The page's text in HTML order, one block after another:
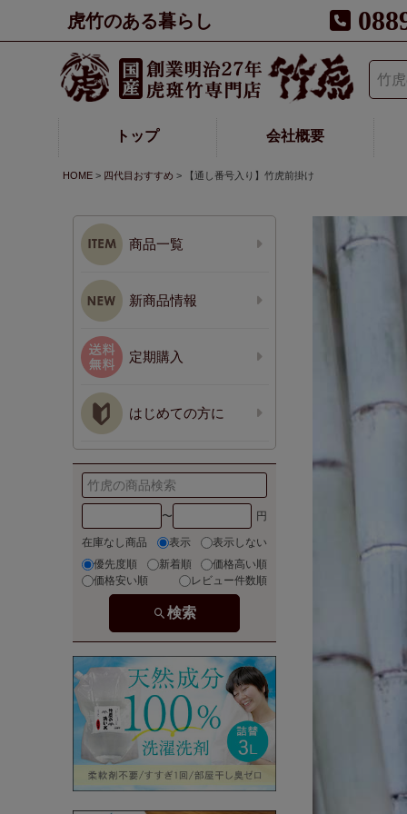
虎竹のある暮らし
トップ 会社概要
HOME 四代目おすすめ 【通し番号入り】竹虎前掛け
商品一覧
新商品情報
定期購入
はじめての方に
〜
在庫なし商品 表示
表示しない
優先度順
新着順
価格高い順
価格安い順
レビュー件数順
検索